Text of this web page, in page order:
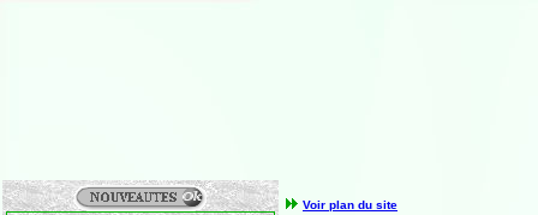
Voir plan du site